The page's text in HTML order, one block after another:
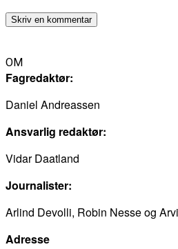
OM
Fagredaktør:
Daniel Andreassen
Ansvarlig redaktør:
Vidar Daatland
Journalister:
Arlind Devolli, Robin Nesse og
Adresse